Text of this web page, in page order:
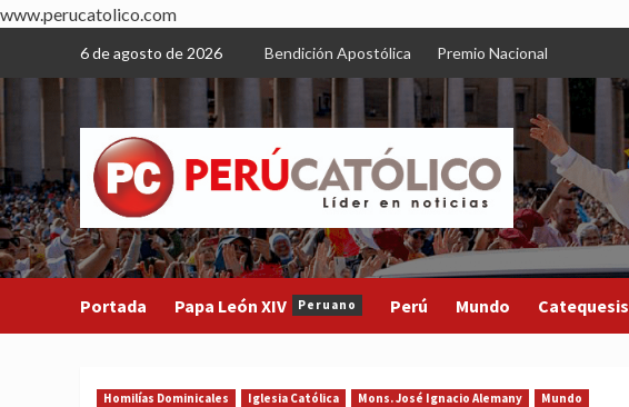
www.perucatolico.com
content
6 de agosto de 2026 Bendición Apostólica Premio Nacional
Portada Papa León XIV Peruano Perú Mundo Catequesis
Homilías Dominicales Iglesia Católica Mons. José Ignacio Alemany Mundo